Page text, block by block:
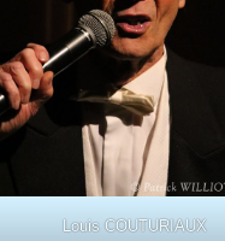
Louis COUTURIAUX